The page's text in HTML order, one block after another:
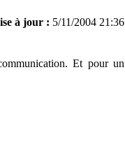
à jour : 5/11/2004 21:36
Et pour un